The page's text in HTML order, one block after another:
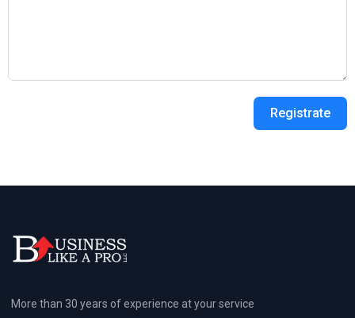
Registrate
More than 30 years of experience at your service